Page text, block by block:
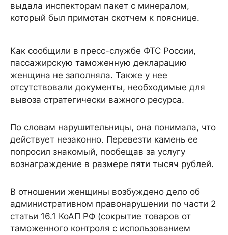
выдала инспекторам пакет с минералом,
который был примотан скотчем к пояснице.
Как сообщили в пресс-службе ФТС России,
пассажирскую таможенную декларацию
женщина не заполняла. Также у нее
отсутствовали документы, необходимые для
вывоза стратегически важного ресурса.
По словам нарушительницы, она понимала, что
действует незаконно. Перевезти камень ее
попросил знакомый, пообещав за услугу
вознаграждение в размере пяти тысяч рублей.
В отношении женщины возбуждено дело об
административном правонарушении по части 2
статьи 16.1 КоАП РФ (сокрытие товаров от
таможенного контроля с использованием